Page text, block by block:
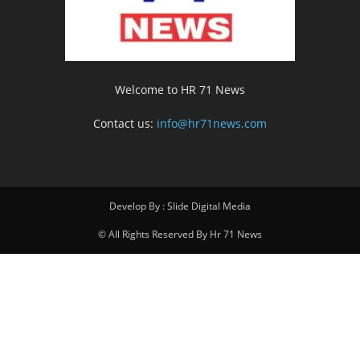
Welcome to HR 71 News
Contact us: info@hr71news.com
Develop By : Slide Digital Media
© All Rights Reserved By Hr 71 News